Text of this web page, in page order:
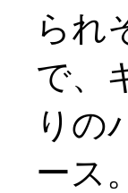
られ
で、
りの
ース。